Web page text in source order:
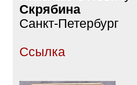
Тема:
25.01.2024, 0:08